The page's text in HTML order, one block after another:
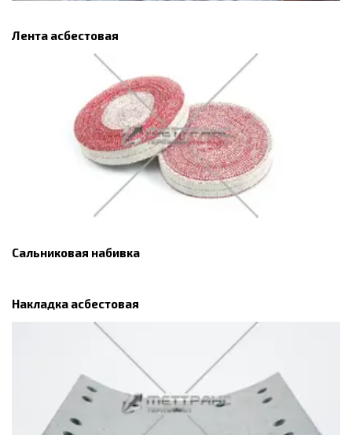
Лента асбестовая
Сальниковая набивка
Накладка асбестовая